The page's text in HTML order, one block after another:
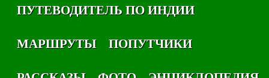
ПУТЕВОДИТЕЛЬ ПО ИНДИИ
МАРШРУТЫ
ПОПУТЧИКИ